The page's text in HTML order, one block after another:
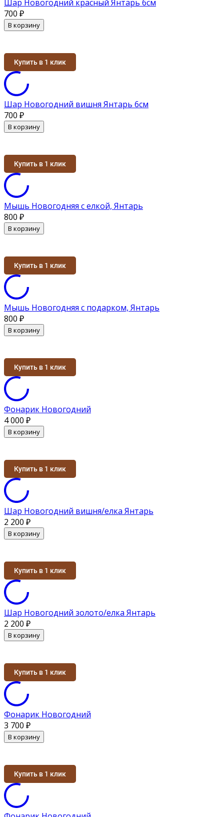
Шар Новогодний красный Янтарь 6см
700 ₽
В корзину
Купить в 1 клик
Шар Новогодний вишня Янтарь 6см
700 ₽
В корзину
Купить в 1 клик
Мышь Новогодняя с елкой, Янтарь
800 ₽
В корзину
Купить в 1 клик
Мышь Новогодняя с подарком, Янтарь
800 ₽
В корзину
Купить в 1 клик
Фонарик Новогодний
4 000 ₽
В корзину
Купить в 1 клик
Шар Новогодний вишня/елка Янтарь
2 200 ₽
В корзину
Купить в 1 клик
Шар Новогодний золото/елка Янтарь
2 200 ₽
В корзину
Купить в 1 клик
Фонарик Новогодний
3 700 ₽
В корзину
Купить в 1 клик